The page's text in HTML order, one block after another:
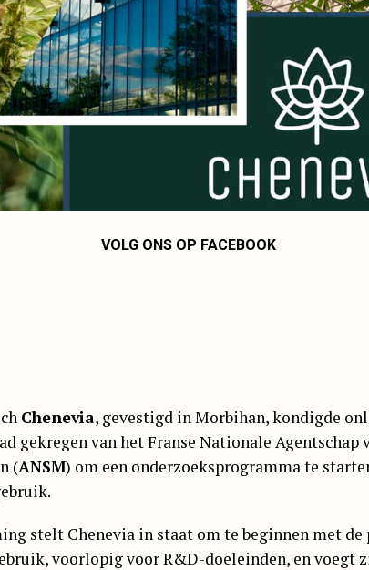
VOLG ONS OP FACEBOOK
Chenevia, gevestigd in Morbihan, kondigde
gekregen van het Franse Nationale Agentschap
(ANSM) om een onderzoeksprogramma te
stelt Chenevia in staat om te beginnen met de
voorlopig voor R&D-doeleinden, en voegt